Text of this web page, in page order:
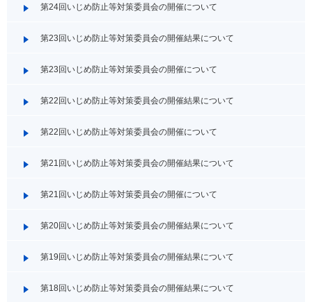
第24回いじめ防止等対策委員会の開催について
第23回いじめ防止等対策委員会の開催結果について
第23回いじめ防止等対策委員会の開催について
第22回いじめ防止等対策委員会の開催結果について
第22回いじめ防止等対策委員会の開催について
第21回いじめ防止等対策委員会の開催結果について
第21回いじめ防止等対策委員会の開催について
第20回いじめ防止等対策委員会の開催結果について
第19回いじめ防止等対策委員会の開催結果について
第18回いじめ防止等対策委員会の開催結果について